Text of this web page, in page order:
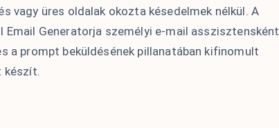
vagy üres oldalak okozta késedelmek nélkül. A
Email Generatorja személyi e-mail asszisztensként
a prompt beküldésének pillanatában kifinomult
készít.